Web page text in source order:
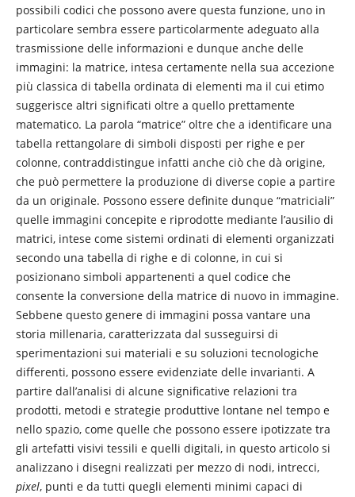
possibili codici che possono avere questa funzione, uno in
particolare sembra essere particolarmente adeguato alla
trasmissione delle informazioni e dunque anche delle
immagini: la matrice, intesa certamente nella sua accezione
più classica di tabella ordinata di elementi ma il cui etimo
suggerisce altri significati oltre a quello prettamente
matematico. La parola “matrice” oltre che a identificare una
tabella rettangolare di simboli disposti per righe e per
colonne, contraddistingue infatti anche ciò che dà origine,
che può permettere la produzione di diverse copie a partire
da un originale. Possono essere definite dunque “matriciali”
quelle immagini concepite e riprodotte mediante l’ausilio di
matrici, intese come sistemi ordinati di elementi organizzati
secondo una tabella di righe e di colonne, in cui si
posizionano simboli appartenenti a quel codice che
consente la conversione della matrice di nuovo in immagine.
Sebbene questo genere di immagini possa vantare una
storia millenaria, caratterizzata dal susseguirsi di
sperimentazioni sui materiali e su soluzioni tecnologiche
differenti, possono essere evidenziate delle invarianti. A
partire dall’analisi di alcune significative relazioni tra
prodotti, metodi e strategie produttive lontane nel tempo e
nello spazio, come quelle che possono essere ipotizzate tra
gli artefatti visivi tessili e quelli digitali, in questo articolo si
analizzano i disegni realizzati per mezzo di nodi, intrecci,
pixel, punti e da tutti quegli elementi minimi capaci di